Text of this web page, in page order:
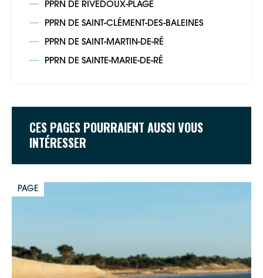
PPRN DE RIVEDOUX-PLAGE
PPRN DE SAINT-CLÉMENT-DES-BALEINES
PPRN DE SAINT-MARTIN-DE-RÉ
PPRN DE SAINTE-MARIE-DE-RÉ
CES PAGES POURRAIENT AUSSI VOUS
INTÉRESSER
PAGE
Apple Plans